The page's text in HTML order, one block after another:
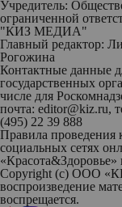
Учредитель:
ограниченной
"КИЗ МЕДИА"
Главный редактор:
Рогожина
Контактные данные
государственных
числе для
почта: editor@kiz.ru,
(495) 22 39 888
Правила проведения
социальных сетях
«Красота&Здоровье»
Copyright (с) ООО
воспроизведение
воспрещается.